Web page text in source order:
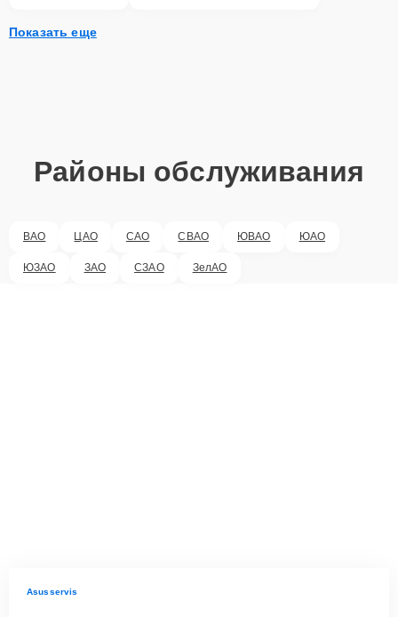
Показать еще
Районы обслуживания
ВАО ЦАО САО СВАО ЮВАО ЮАО
ЮЗАО ЗАО СЗАО ЗелАО
Asusservis